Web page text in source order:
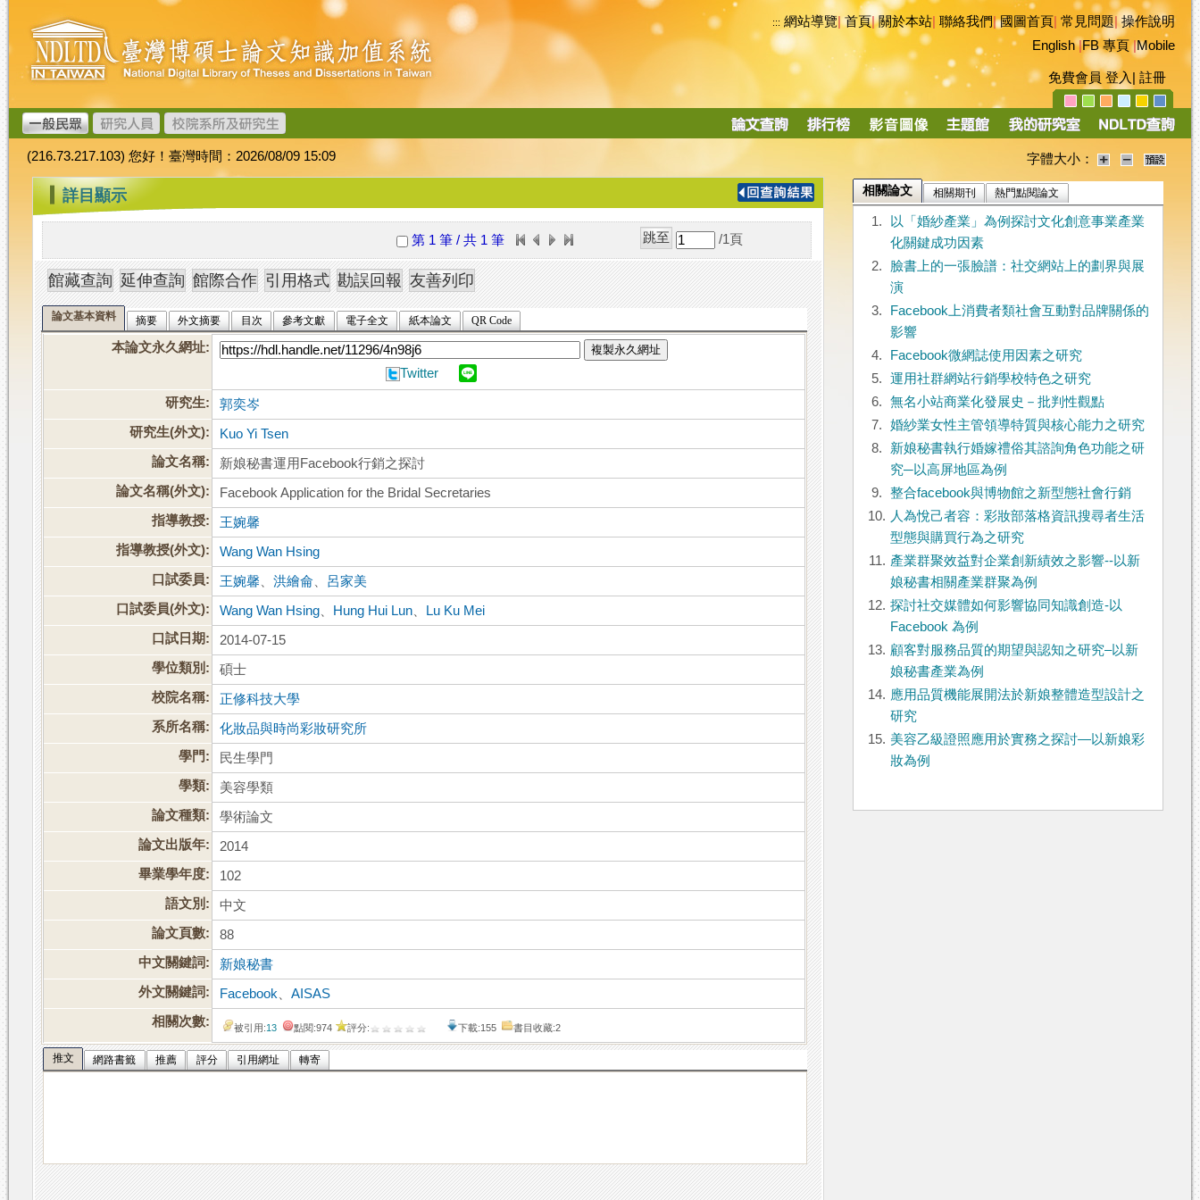
跳
到
主
要
內
容
臺
灣
博
碩
士
論
文
加
值
系
統
::: 網站導覽|首頁|關於本站 聯絡我們|國圖首頁 常見問題|操作說明
English|FB 專頁|Mobile
免費會員 登入 註冊
導
(216.73.217.103) 您好！臺灣時間：2026/08/09 15:09 字體大小：
::: 詳目顯示
第 1 筆 / 共 1 筆 /1 頁
論文基本資料 摘要 外文摘要 目次 參考文獻 電子全文 紙本論文 QR Code
本論文永久網址: 複製永久網址
Twitter
研究生:
郭奕岑
研究生(外文):
Kuo Yi Tsen
論文名稱:
新娘秘書運用Facebook行銷之探討
論文名稱(外文):
Facebook Application for the Bridal Secretaries
指導教授:
王婉馨
指導教授(外文):
Wang Wan Hsing
口試委員:
王婉馨 、洪繪侖
呂家美
口試委員(外文):
Wang Wan Hsing Hung Hui Lun
Lu Ku Mei
口試日期:
2014-07-15
學位類別:
碩士
校院名稱:
正修科技大學
系所名稱:
化妝品與時尚彩妝研究所
學門:
民生學門
學類:
美容學類
論文種類:
學術論文
論文出版年:
2014
畢業學年度:
102
語文別:
中文
論文頁數:
88
中文關鍵詞:
新娘秘書
外文關鍵詞:
Facebook 、AISAS
相關次數:
被引用:13 點閱:974 評分: 下載:155 書目收藏:2
推文 網路書籤 推薦 評分 引用網址 轉寄
相關論文 相關期刊 熱門點閱論文
1.
以「婚紗產業」為例探討文化創意事業產業
化關鍵成功因素
2.
臉書上的一張臉譜：社交網站上的劃界與展
演
3.
Facebook上消費者類社會互動對品牌關係的
影響
4.
Facebook微網誌使用因素之研究
5.
運用社群網站行銷學校特色之研究
6.
無名小站商業化發展史－批判性觀點
7.
婚紗業女性主管領導特質與核心能力之研究
8.
新娘秘書執行婚嫁禮俗其諮詢角色功能之研
究─以高屏地區為例
9.
整合facebook與博物館之新型態社會行銷
10. 人為悅己者容：彩妝部落格資訊搜尋者生活
型態與購買行為之研究
11. 產業群聚效益對企業創新績效之影響--以新
娘秘書相關產業群聚為例
12. 探討社交媒體如何影響協同知識創造-以
Facebook 為例
13. 顧客對服務品質的期望與認知之研究–以新
娘秘書產業為例
14. 應用品質機能展開法於新娘整體造型設計之
研究
15. 美容乙級證照應用於實務之探討—以新娘彩
妝為例